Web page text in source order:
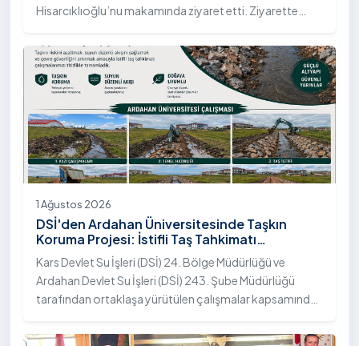
Hisarcıklıoğlu’nu makamında ziyaret etti. Ziyarette
Emiroğlu Hanımefendi eşlik etti.
1 Ağustos 2026
DSİ'den Ardahan Üniversitesinde Taşkın
Koruma Projesi: İstifli Taş Tahkimatı
Çalışmaları Tamamlandı
Kars Devlet Su İşleri (DSİ) 24. Bölge Müdürlüğü ve
Ardahan Devlet Su İşleri (DSİ) 243. Şube Müdürlüğü
tarafından ortaklaşa yürütülen çalışmalar kapsamında,
"İstifli Taş Tahkimatı" projesi titizlikle tamamlandı.